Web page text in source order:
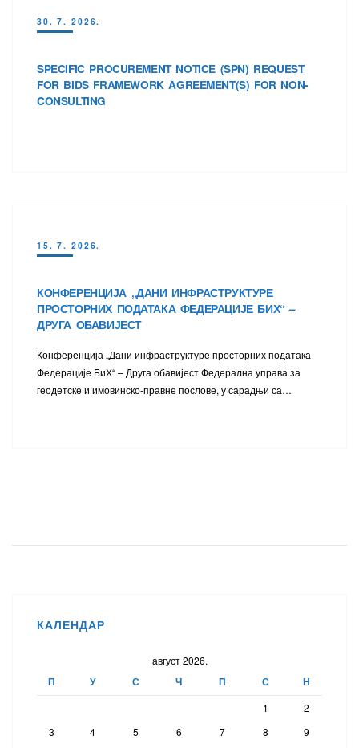
30. 7. 2026.
SPECIFIC PROCUREMENT NOTICE (SPN) REQUEST
FOR BIDS FRAMEWORK AGREEMENT(S) FOR NON-
CONSULTING
15. 7. 2026.
КОНФЕРЕНЦИЈА „ДАНИ ИНФРАСТРУКТУРЕ
ПРОСТОРНИХ ПОДАТАКА ФЕДЕРАЦИЈЕ БИХ“ –
ДРУГА ОБАВИЈЕСТ
Конференција „Дани инфраструктуре просторних података
Федерације БиХ“ – Друга обавијест Федерална управа за
геодетске и имовинско-правне послове, у сарадњи са…
КАЛЕНДАР
август 2026.
П У С Ч П С Н
1
2
3
4 5 6 7 8
9